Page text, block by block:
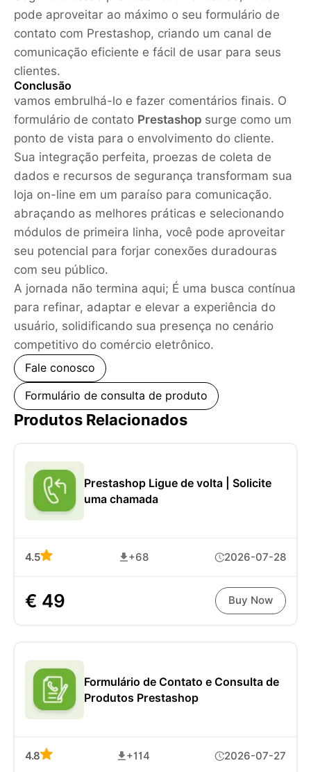
pode aproveitar ao máximo o seu formulário de
contato com Prestashop, criando um canal de
comunicação eficiente e fácil de usar para seus
clientes.
Conclusão
vamos embrulhá-lo e fazer comentários finais. O
formulário de contato Prestashop surge como um
ponto de vista para o envolvimento do cliente.
Sua integração perfeita, proezas de coleta de
dados e recursos de segurança transformam sua
loja on-line em um paraíso para comunicação.
abraçando as melhores práticas e selecionando
módulos de primeira linha, você pode aproveitar
seu potencial para forjar conexões duradouras
com seu público.
A jornada não termina aqui; É uma busca contínua
para refinar, adaptar e elevar a experiência do
usuário, solidificando sua presença no cenário
competitivo do comércio eletrônico.
Fale conosco
Formulário de consulta de produto
Produtos Relacionados
Prestashop Ligue de volta | Solicite
uma chamada
4.5 +68 2026-07-28
€ 49 Buy Now
Formulário de Contato e Consulta de
Produtos Prestashop
4.8 +114 2026-07-27